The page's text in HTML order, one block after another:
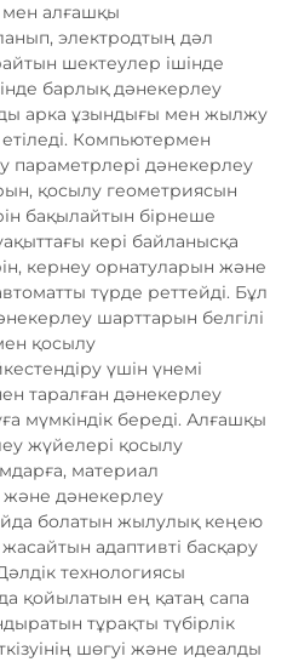
мен алғашқы
электродтың дәл
шектеулер ішінде
барлық дәнекерлеу
арка ұзындығы мен жылжу
Компьютермен
параметрлері дәнекерлеу
қосылу геометриясын
бақылайтын бірнеше
кері байланысқа
кернеу орнатуларын және
түрде реттейді. Бұл
шарттарын белгілі
қосылу
үшін үнемі
таралған дәнекерлеу
мүмкіндік береді. Алғашқы
жүйелері қосылу
материал
және дәнекерлеу
болатын жылулық кеңею
адаптивті басқару
технологиясы
қойылатын ең қатаң сапа
тұрақты түбірлік
шөгуі және идеалды